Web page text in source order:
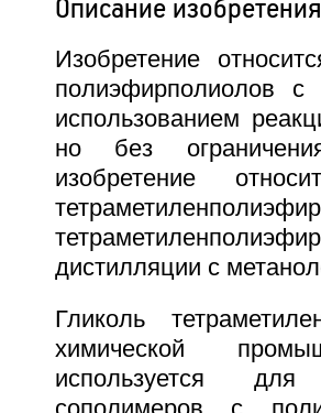
Описание
Изобретение
полиэфирполиолов с
использованием
но без
изобретение
дистилляции с
Гликоль
химической
используется для